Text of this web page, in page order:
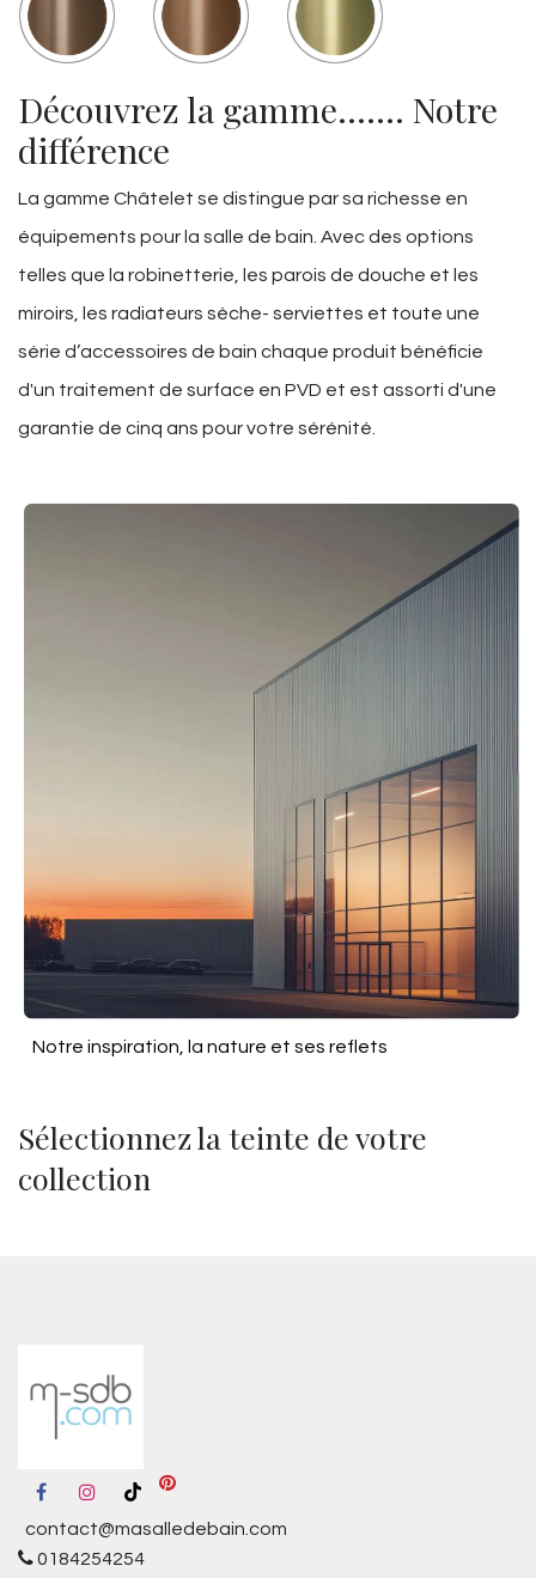
Découvrez la gamme……. Notre
différence
La gamme Châtelet se distingue par sa richesse en
équipements pour la salle de bain. Avec des options
telles que la robinetterie, les parois de douche et les
miroirs, les radiateurs sèche- serviettes et toute une
série d’accessoires de bain chaque produit bénéficie
d'un traitement de surface en PVD et est assorti d'une
garantie de cinq ans pour votre sérénité.
Sélectionnez la teinte de votre
collection
Notre inspiration, la nature et ses reflets
contact@masalledebain.com
0184254254